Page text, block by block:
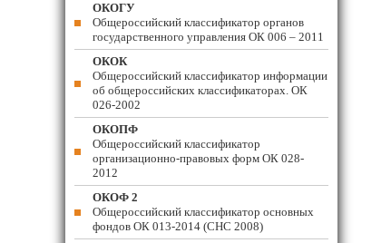
ОКОГУ
Общероссийский классификатор органов
государственного управления ОК 006 – 2011
ОКОК
Общероссийский классификатор информации
об общероссийских классификаторах. ОК
026-2002
ОКОПФ
Общероссийский классификатор
организационно-правовых форм ОК 028-
2012
ОКОФ 2
Общероссийский классификатор основных
фондов ОК 013-2014 (СНС 2008)